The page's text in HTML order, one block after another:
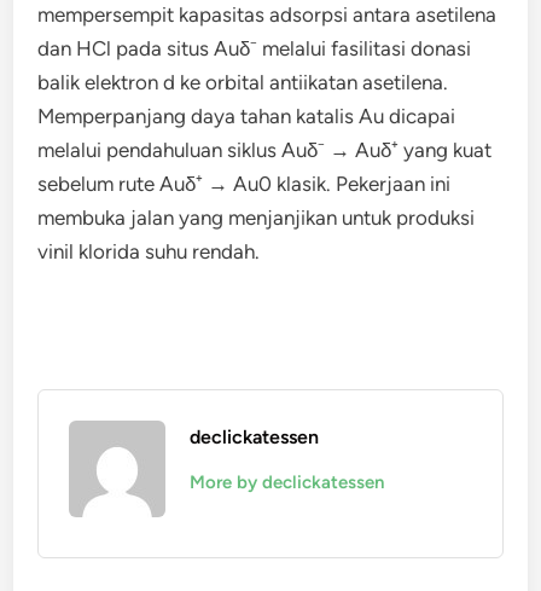
mempersempit kapasitas adsorpsi antara asetilena
dan HCl pada situs Auδ⁻ melalui fasilitasi donasi
balik elektron d ke orbital antiikatan asetilena.
Memperpanjang daya tahan katalis Au dicapai
melalui pendahuluan siklus Auδ⁻ → Auδ⁺ yang kuat
sebelum rute Auδ⁺ → Au0 klasik. Pekerjaan ini
membuka jalan yang menjanjikan untuk produksi
vinil klorida suhu rendah.
declickatessen
More by declickatessen